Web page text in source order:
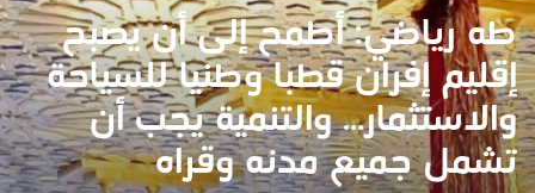
طه رياضي: أطمح إلى أن يصبح
إقليم إفران قطبا وطنيا للسياحة
والاستثمار... والتنمية يجب أن
تشمل جميع مدنه وقراه